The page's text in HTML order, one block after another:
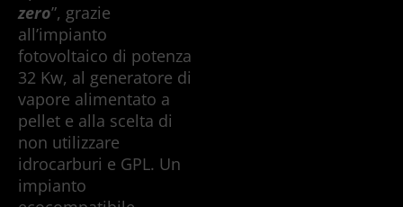
zero”, grazie
all’impianto
fotovoltaico di potenza
32 Kw, al generatore di
vapore alimentato a
pellet e alla scelta di
non utilizzare
idrocarburi e GPL. Un
impianto